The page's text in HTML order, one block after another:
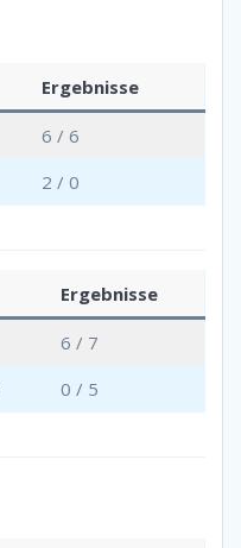
Ergebnisse
6 / 6
2 / 0
Ergebnisse
6 / 7
0 / 5